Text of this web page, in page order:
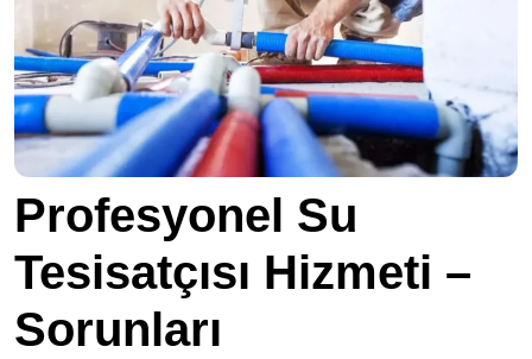
Profesyonel Su
Tesisatçısı Hizmeti –
Sorunları